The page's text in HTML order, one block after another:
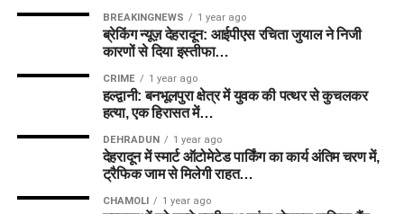
BREAKINGNEWS 1 year ago
ब्रेकिंग न्यूज़ देहरादून: आईपीएस रचिता जुयाल ने निजी
कारणों से दिया इस्तीफा…
CRIME 1 year ago
हल्द्वानी: बनभूलपुरा क्षेत्र में युवक की पत्थर से कुचलकर
हत्या, एक हिरासत में…
DEHRADUN 1 year ago
देहरादून में स्मार्ट ऑटोमेटेड पार्किंग का कार्य अंतिम चरण में,
ट्रैफिक जाम से मिलेगी राहत…
CHAMOLI 1 year ago